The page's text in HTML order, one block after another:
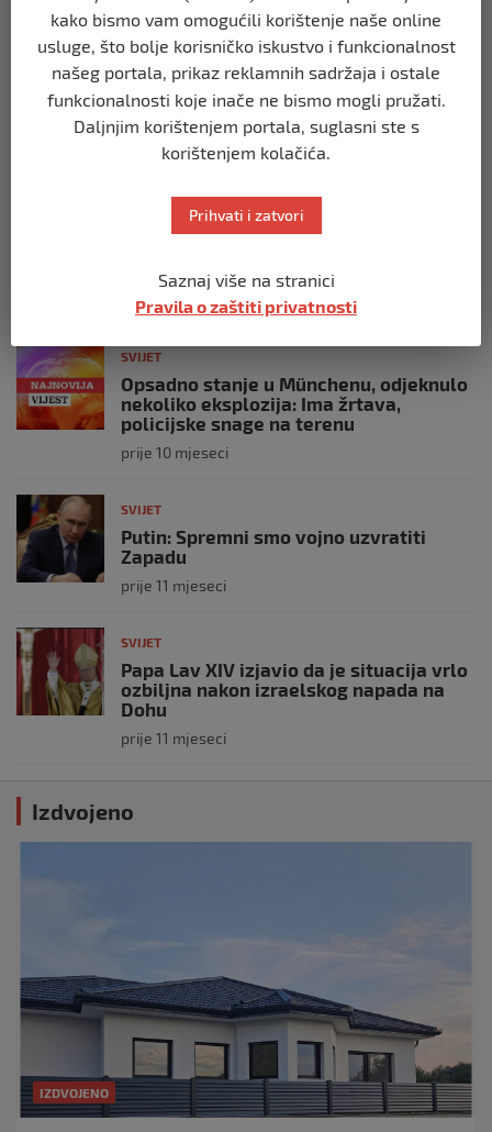
SVIJET
Italijanski kapetan iz flotile za Gazu
primio islam nakon što su izraelske
snage prekinule molitvu njegove
posade
prije 10 mjeseci
Brod “Mikeno” probio izraelsku blokadu
vijori zastavu BiH
prije 10 mjeseci
SVIJET
Opsadno stanje u Münchenu, odjeknulo
nekoliko eksplozija: Ima žrtava,
policijske snage na terenu
prije 10 mjeseci
SVIJET
Putin: Spremni smo vojno uzvratiti
Zapadu
prije 11 mjeseci
SVIJET
Papa Lav XIV izjavio da je situacija vrlo
ozbiljna nakon izraelskog napada na
Dohu
prije 11 mjeseci
Izdvojeno
IZDVOJENO
kako bismo vam omogućili korištenje naše online
usluge, što bolje korisničko iskustvo i funkcionalnost
našeg portala, prikaz reklamnih sadržaja i ostale
funkcionalnosti koje inače ne bismo mogli pružati.
Daljnjim korištenjem portala, suglasni ste s
korištenjem kolačića.
Prihvati i zatvori
Saznaj više na stranici
Pravila o zaštiti privatnosti